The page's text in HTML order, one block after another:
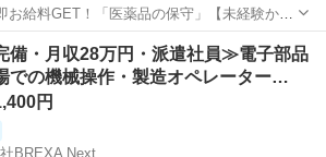
お給料GET！「医薬品の保守」【未経験から
残業ほぼナシ♪憧れの高収入Work!!高時給
備・月収28万円・派遣社員≫電子部品
での機械操作・製造オペレーター…
円
BREXA Next